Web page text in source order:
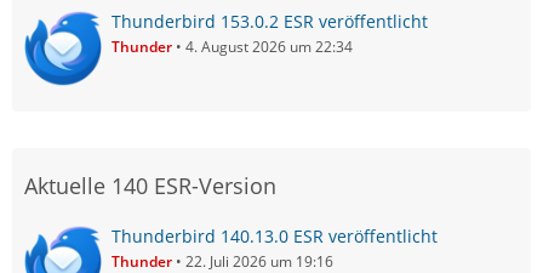
Thunderbird 153.0.2 ESR veröffentlicht
Thunder 4. August 2026 um 22:34
Aktuelle 140 ESR-Version
Thunderbird 140.13.0 ESR veröffentlicht
Thunder 22. Juli 2026 um 19:16